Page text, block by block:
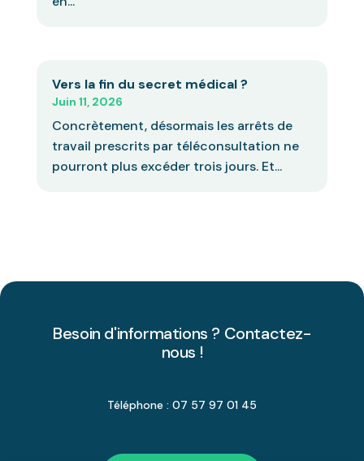
Vers la fin du secret médical ?
Juin 11, 2026
Concrètement, désormais les arrêts de
travail prescrits par téléconsultation ne
pourront plus excéder trois jours. Et...
Besoin d'informations ? Contactez-
nous !
Téléphone : 07 57 97 01 45